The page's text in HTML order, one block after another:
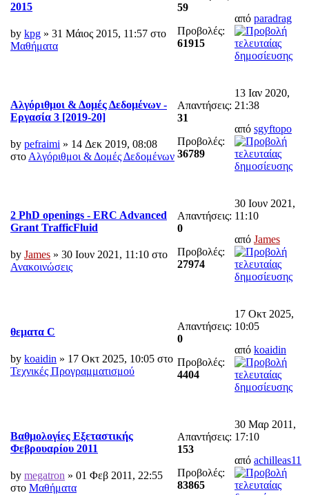
2015
by kpg » 31 Μάιος 2015, 11:57 στο
Μαθήματα
59
Προβολές:
61915
από paradrag
Αλγόριθμοι & Δομές Δεδομένων -
Εργασία 3 [2019-20]
by pefraimi » 14 Δεκ 2019, 08:08
στοΑλγόριθμοι & Δομές Δεδομένων
Απαντήσεις:
31
Προβολές:
36789
13 Ιαν 2020,
21:38
από sgyftopo
2 PhD openings - ERC Advanced
Grant TrafficFluid
by James » 30 Ιουν 2021, 11:10 στο
Ανακοινώσεις
Απαντήσεις:
0
Προβολές:
27974
30 Ιουν 2021,
11:10
από James
θεματα C
by koaidin » 17 Οκτ 2025, 10:05 στο
Τεχνικές Προγραμματισμού
Απαντήσεις:
0
Προβολές:
4404
17 Οκτ 2025,
10:05
από koaidin
Βαθμολογίες Εξεταστικής
Φεβρουαρίου 2011
by megatron » 01 Φεβ 2011, 22:55
στο Μαθήματα
Απαντήσεις:
153
Προβολές:
83865
30 Μαρ 2011,
17:10
από achilleas11